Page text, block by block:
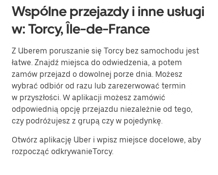
Wspólne przejazdy i inne usługi
w: Torcy, Île-de-France
Z Uberem poruszanie się Torcy bez samochodu jest
łatwe. Znajdź miejsca do odwiedzenia, a potem
zamów przejazd o dowolnej porze dnia. Możesz
wybrać odbiór od razu lub zarezerwować termin
w przyszłości. W aplikacji możesz zamówić
odpowiednią opcję przejazdu niezależnie od tego,
czy podróżujesz z grupą czy w pojedynkę.
Otwórz aplikację Uber i wpisz miejsce docelowe, aby
rozpocząć odkrywanieTorcy.